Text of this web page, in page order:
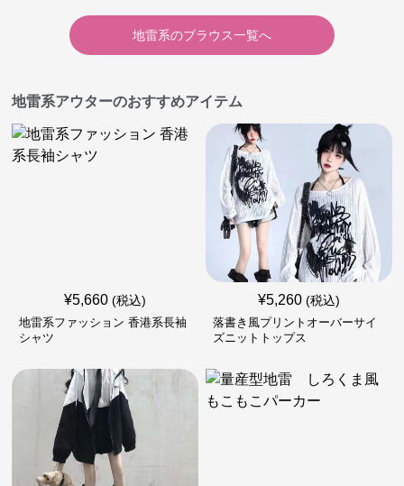
地雷系のブラウス一覧へ
地雷系アウターのおすすめアイテム
¥5,660 (税込)
地雷系ファッション 香港系長袖
シャツ
¥5,260 (税込)
落書き風プリントオーバーサイ
ズニットトップス